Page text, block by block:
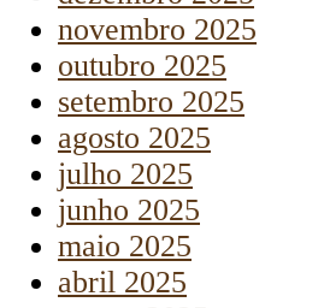
novembro 2025
outubro 2025
setembro 2025
agosto 2025
julho 2025
junho 2025
maio 2025
abril 2025